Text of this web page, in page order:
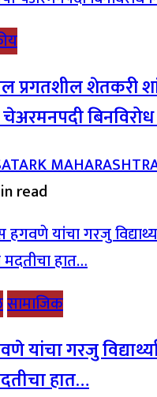
प्रगतशील शेतकरी
read
सामाजिक
यांचा गरजु
हात…